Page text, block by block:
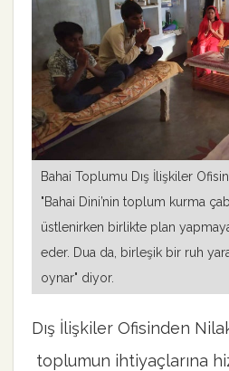
Bahai Toplumu Dış İlişkiler
"Bahai Dini’nin toplum kurma
üstlenirken birlikte plan
eder. Dua da, birleşik bir ruh
oynar" diyor.
Dış İlişkiler Ofisinden
toplumun ihtiyaçlarına